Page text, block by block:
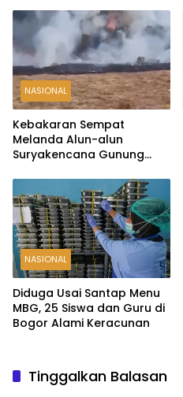
NASIONAL
Kebakaran Sempat
Melanda Alun-alun
Suryakencana Gunung
Dipadamkan
NASIONAL
Diduga Usai Santap Menu
MBG, 25 Siswa dan Guru di
Bogor Alami Keracunan
Tinggalkan Balasan